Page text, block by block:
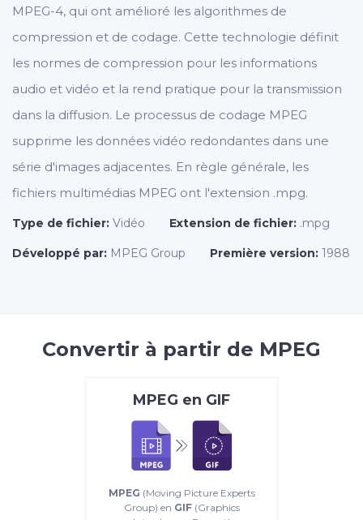
MPEG-4, qui ont amélioré les algorithmes de
compression et de codage. Cette technologie définit
les normes de compression pour les informations
audio et vidéo et la rend pratique pour la transmission
dans la diffusion. Le processus de codage MPEG
supprime les données vidéo redondantes dans une
série d'images adjacentes. En règle générale, les
fichiers multimédias MPEG ont l'extension .mpg.
Type de fichier: Vidéo Extension de fichier: .mpg
Développé par: MPEG Group Première version: 1988
Convertir à partir de MPEG
MPEG en GIF
MPEG (Moving Picture Experts
Group) en GIF(Graphics